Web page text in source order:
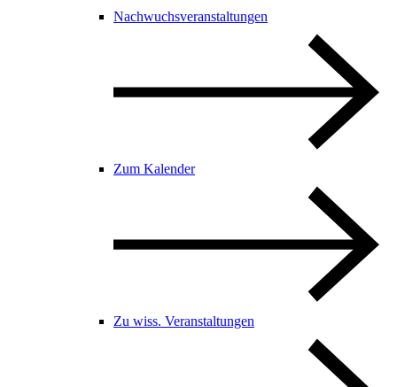
Nachwuchsveranstaltungen
Zum Kalender
Zu wiss. Veranstaltungen